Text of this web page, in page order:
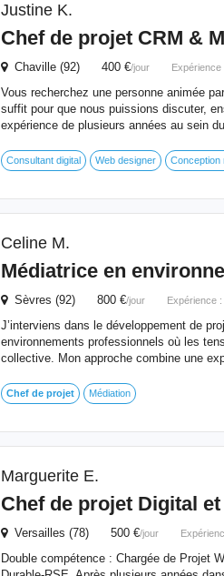
Justine K.
Chef de projetCRM &
Chaville (92) 400 €/jour Expérience
Vous recherchez une personne animée
suffit pour que nous puissions discuter,
expérience de plusieurs années au sein
Consultant digital Web designer Conception
Celine M.
Médiatrice en
Sèvres (92) 800 €/jour Expérience :
J’interviens dans le développement de
environnements professionnels où les
collective. Mon approche combine une
Chef de projet Médiation
Marguerite E.
Chef de projetDigital et
Versailles (78) 500 €/jour
Double compétence : Chargée de Projet